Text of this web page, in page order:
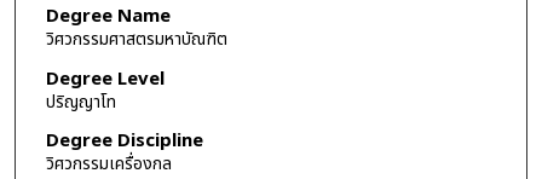
Degree Name
วิศวกรรมศาสตรมหาบัณฑิต
Degree Level
ปริญญาโท
Degree Discipline
วิศวกรรมเครื่องกล